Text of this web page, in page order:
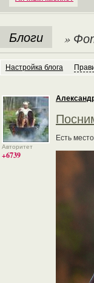
Блоги »
Настройка блога
Авторитет
+6739
Есть